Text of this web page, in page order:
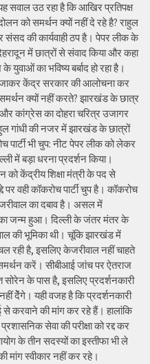
उठ रहा है कि आखिर प्रतिपक्ष
को समर्थन क्यों नहीं दे रहे है? राहुल
संसद की कार्यवाही ठप है। पेपर लीक के
में छात्रों से संवाद किया और कहा
का भविष्य बर्बाद हो रहा है।
जाकर केंद्र सरकार की आलोचना कर
क्यों नहीं करते? झारखंड के छात्र
कांग्रेस का दोहरा चरित्र उजागर
गांधी की नजर में झारखंड के छात्रों
भी चुप: नीट पेपर लीक को लेकर
में बड़ा धरना प्रदर्शन किया।
को केंद्रीय शिक्षा मंत्री के पद से
वही कॉकरोच पार्टी चुप है। कॉकरोच
का दबाव है। असल में
का जन्म हुआ। दिल्ली के जंतर मंतर के
की भूमिका थी। चूंकि झारखंड में
है, इसलिए केजरीवाल नहीं चाहते
करें। सीबीआई जांच पर ऐतराज
सोरेन के पास है, इसलिए प्रदर्शनकारी
देेंगे। यही वजह है कि प्रदर्शनकारी
करवाने की मांग कर रहे हैं। हालांकि
सेवा की परीक्षा को रद्द कर
के तीन सदस्यों का इस्तीफा भी ले
मांग स्वीकार नहीं कर रहे।